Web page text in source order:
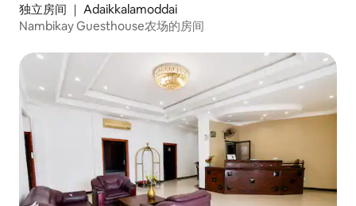
独立房间 ｜ Adaikkalamoddai
Nambikay Guesthouse农场的房间